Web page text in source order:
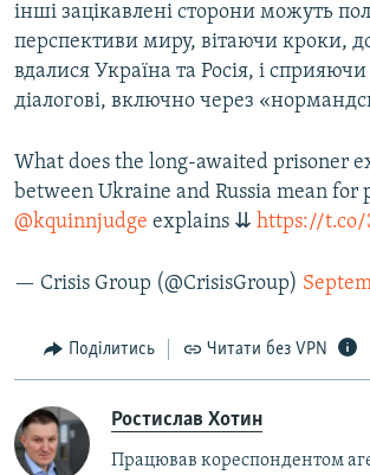
інші зацікавлені сторони можуть
перспективи миру, вітаючи кроки,
вдалися Україна та Росія, і
діалогові, включно через
What does the long-awaited prisoner
between Ukraine and Russia mean for
@kquinnjudge explains ⇊ https://t.co/
— Crisis Group (@CrisisGroup)
Поділитись Читати без VPN
Ростислав Хотин
Працював кореспондентом